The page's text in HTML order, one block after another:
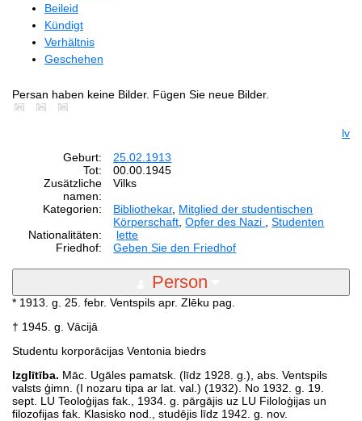
Beileid
Kündigt
Verhältnis
Geschehen
Persan haben keine Bilder. Fügen Sie neue Bilder.
lv
Geburt:
25.02.1913
Tot:
00.00.1945
Zusätzliche
namen:
Vilks
Kategorien:
Bibliothekar, Mitglied der studentischen
Körperschaft ,Opfer des Nazi ,Studenten
Nationalitäten:
lette
Friedhof:
Geben Sie den Friedhof
Person
* 1913. g. 25. febr. Ventspils apr. Zlēku pag.
† 1945. g. Vācijā
Studentu korporācijas Ventonia biedrs
Izglītība. Māc. Ugāles pamatsk. (līdz 1928. g.), abs. Ventspils
valsts ģimn. (I nozaru tipa ar lat. val.) (1932). No 1932. g. 19.
sept. LU Teoloģijas fak., 1934. g. pārgājis uz LU Filoloģijas un
filozofijas fak. Klasisko nod., studējis līdz 1942. g. nov.